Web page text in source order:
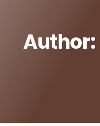
Author: